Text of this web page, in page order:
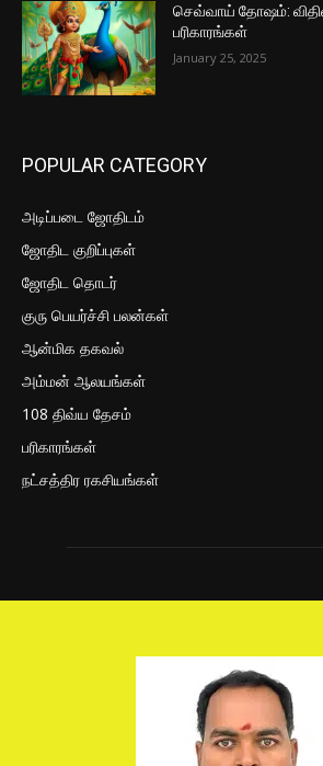
செவ்வாய் தோஷம்:
பரிகாரங்கள்
January 25, 2025
POPULAR CATEGORY
அடிப்படை ஜோதிடம்
ஜோதிட குறிப்புகள்
ஜோதிட தொடர்
குரு பெயர்ச்சி பலன்கள்
ஆன்மிக தகவல்
அம்மன் ஆலயங்கள்
108 திவ்ய தேசம்
பரிகாரங்கள்
நட்சத்திர ரகசியங்கள்